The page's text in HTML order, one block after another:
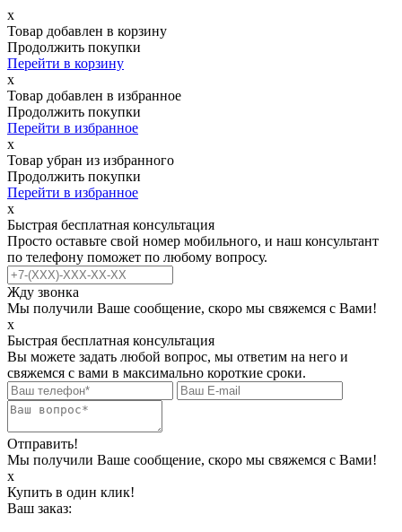
х
Товар добавлен в корзину
Продолжить покупки
Перейти в корзину
х
Товар добавлен в избранное
Продолжить покупки
Перейти в избранное
х
Товар убран из избранного
Продолжить покупки
Перейти в избранное
х
Быстрая бесплатная консультация
Просто оставьте свой номер мобильного, и наш консультант
по телефону поможет по любому вопросу.
Жду звонка
Мы получили Ваше сообщение, скоро мы свяжемся с Вами!
х
Быстрая бесплатная консультация
Вы можете задать любой вопрос, мы ответим на него и
свяжемся с вами в максимально короткие сроки.
Отправить!
Мы получили Ваше сообщение, скоро мы свяжемся с Вами!
х
Купить в один клик!
Ваш заказ: